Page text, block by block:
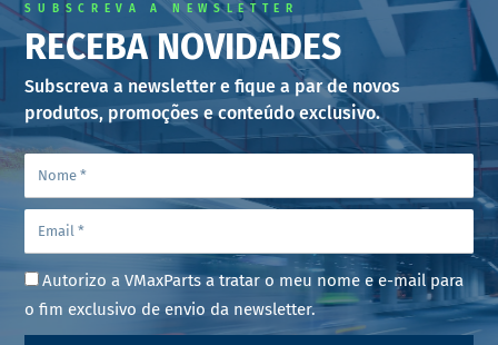
SUBSCREVA A NEWSLETTER
RECEBA NOVIDADES
Subscreva a newsletter e fique a par de novos
produtos, promoções e conteúdo exclusivo.
Autorizo a VMaxParts a tratar o meu nome e e-mail para
o fim exclusivo de envio da newsletter.